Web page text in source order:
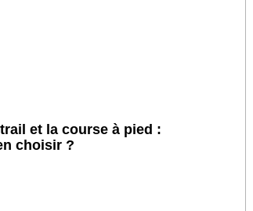
et la course à pied :
choisir ?